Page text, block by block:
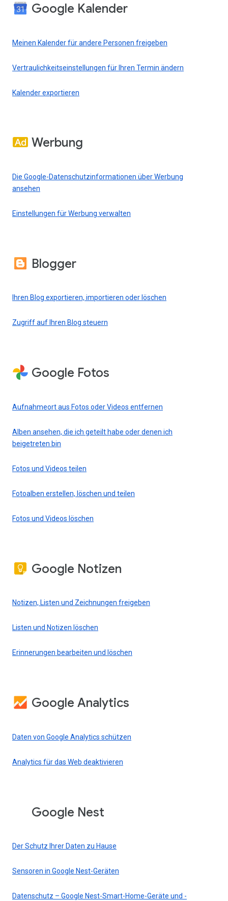
Google Kalender
Meinen Kalender für andere Personen freigeben
Vertraulichkeitseinstellungen für Ihren Termin ändern
Kalender exportieren
Werbung
Die Google-Datenschutzinformationen über Werbung
ansehen
Einstellungen für Werbung verwalten
Blogger
Ihren Blog exportieren, importieren oder löschen
Zugriff auf Ihren Blog steuern
Google Fotos
Aufnahmeort aus Fotos oder Videos entfernen
Alben ansehen, die ich geteilt habe oder denen ich
beigetreten bin
Fotos und Videos teilen
Fotoalben erstellen, löschen und teilen
Fotos und Videos löschen
Google Notizen
Notizen, Listen und Zeichnungen freigeben
Listen und Notizen löschen
Erinnerungen bearbeiten und löschen
Google Analytics
Daten von Google Analytics schützen
Analytics für das Web deaktivieren
Google Nest
Der Schutz Ihrer Daten zu Hause
Sensoren in Google Nest-Geräten
Datenschutz – Google Nest-Smart-Home-Geräte und -